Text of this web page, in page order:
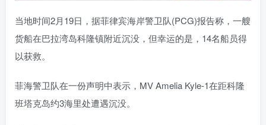
当地时间2月19日，据菲律宾海岸警卫队(PCG)报告称，一艘
货船在巴拉湾岛科隆镇附近沉没，但幸运的是，14名船员得
以获救。
菲海警卫队在一份声明中表示，MV Amelia Kyle-1在距科隆
班塔克岛约3海里处遭遇沉没。